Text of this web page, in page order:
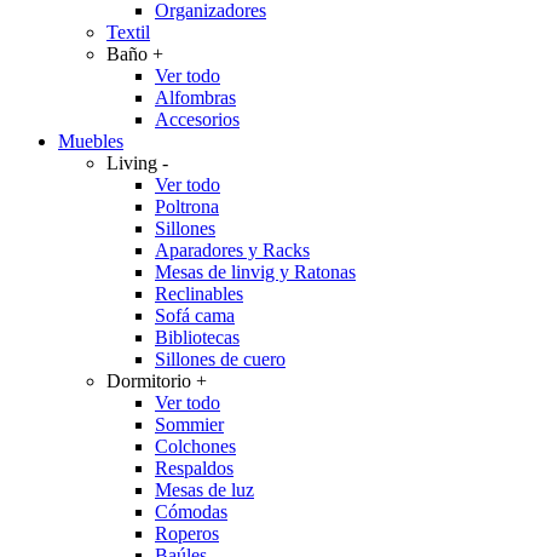
Organizadores
Textil
Baño +
Ver todo
Alfombras
Accesorios
Muebles
Living -
Ver todo
Poltrona
Sillones
Aparadores y Racks
Mesas de linvig y Ratonas
Reclinables
Sofá cama
Bibliotecas
Sillones de cuero
Dormitorio +
Ver todo
Sommier
Colchones
Respaldos
Mesas de luz
Cómodas
Roperos